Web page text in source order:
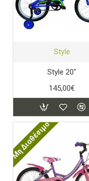
Style
Style 20"
145,00€
Μη Διαθέσιμο